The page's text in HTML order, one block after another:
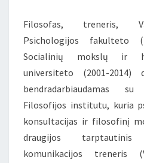
Filosofas, treneris,
Psichologijos fakulteto
Socialinių mokslų ir
universiteto (2001-2014)
bendradarbiaudamas
Filosofijos institutu, kuria
konsultacijas ir filosofinį
draugijos
komunikacijos treneris